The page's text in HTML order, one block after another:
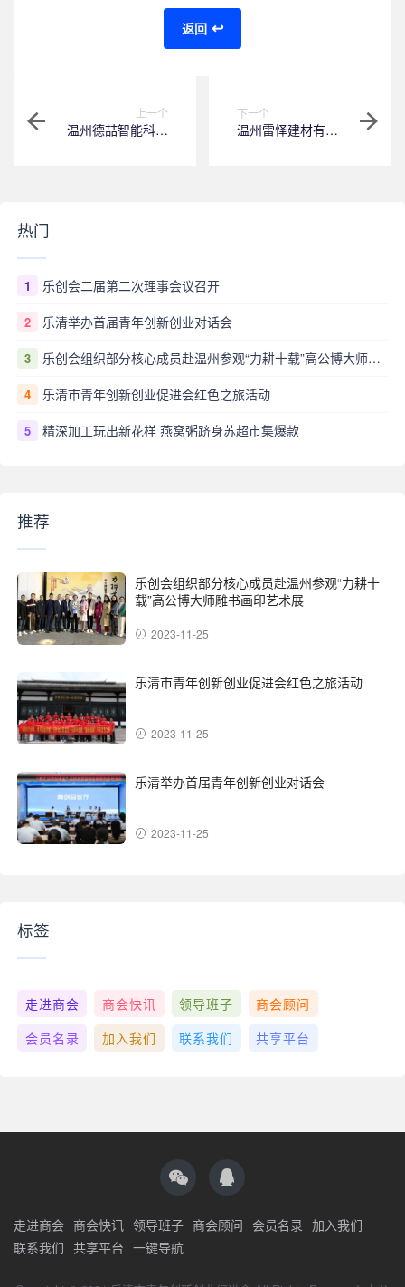
返回 ↩
上一个
温州德喆智能科技
下一个
温州雷怿建材有限
热门
1 乐创会二届第二次理事会议召开
2 乐清举办首届青年创新创业对话会
3 乐创会组织部分核心成员赴温州参观“力耕十载”高公博大师雕书画印艺术展
4 乐清市青年创新创业促进会红色之旅活动
5 精深加工玩出新花样 燕窝粥跻身苏超市集爆款
推荐
乐创会组织部分核心成员赴温州参观“力耕十
载”高公博大师雕书画印艺术展
2023-11-25
乐清市青年创新创业促进会红色之旅活动
2023-11-25
乐清举办首届青年创新创业对话会
2023-11-25
标签
走进商会 商会快讯 领导班子
商会顾问
会员名录
加入我们 联系我们 共享平台
走进商会 商会快讯 领导班子 商会顾问 会员名录 加入我们
联系我们 共享平台 一键导航